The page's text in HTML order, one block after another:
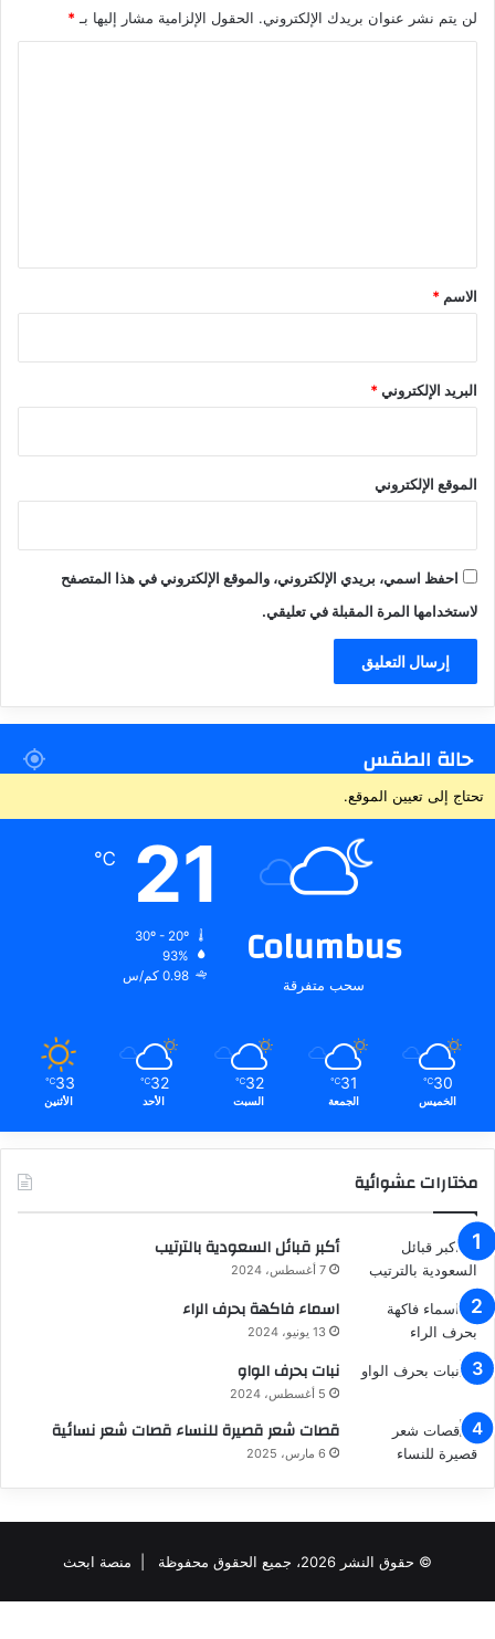
لن يتم نشر عنوان بريدك الإلكتروني. الحقول الإلزامية مشار إليها بـ*
*
الاسم *
البريد الإلكتروني*
الموقع الإلكتروني
احفظ اسمي، بريدي الإلكتروني، والموقع الإلكتروني في هذا المتصفح
لاستخدامها المرة المقبلة في تعليقي.
حالة الطقس
تحتاج إلى تعيين الموقع.
Columbus
سحب متفرقة
21
℃
93%
0.98 كم/س
30
℃
الخميس
31
℃
الجمعة
32
℃
السبت
32
℃
الأحد
33
℃
الأثنين
مختارات عشوائية
أكبر قبائل السعودية بالترتيب
7 أغسطس، 2024
اسماء فاكهة بحرف الراء
13 يونيو، 2024
نبات بحرف الواو
5 أغسطس، 2024
قصات شعر قصيرة للنساء قصات شعر نسائية
6 مارس، 2025
© حقوق النشر 2026، جميع الحقوق محفوظة | منصة ابحث